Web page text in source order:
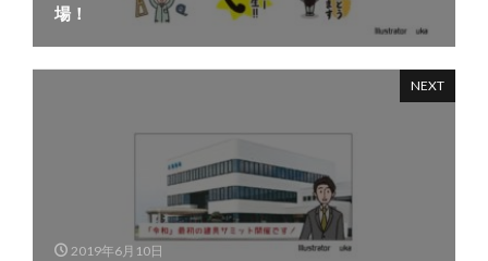
場！
NEXT
2019年6月10日